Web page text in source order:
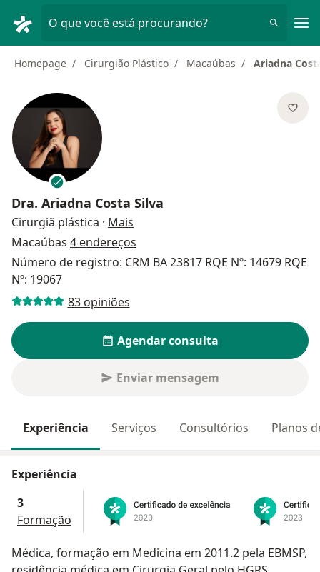
O que você está procurando?
Homepage Cirurgião Plástico Macaúbas Ariadna
Dra. Ariadna Costa Silva
Cirurgiã plástica · Mais
Macaúbas 4 endereços
Número de registro: CRM BA 23817 RQE Nº: 14679 RQE
Nº: 19067
83 opiniões
Agendar consulta
Enviar mensagem
Experiência Serviços Consultórios Planos
Experiência
3
Formação
Médica, formação em Medicina em 2011.2 pela EBMSP,